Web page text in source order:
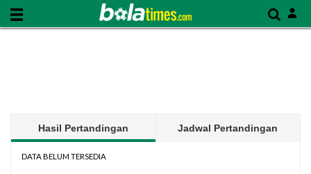
Hasil Pertandingan Jadwal Pertandingan
DATA BELUM TERSEDIA